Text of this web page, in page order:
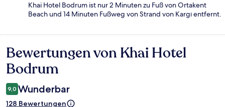
Khai Hotel Bodrum ist nur 2 Minuten zu Fuß von Ortakent
Beach und 14 Minuten Fußweg von Strand von Kargı entfernt.
Bewertungen
Bewertungen von Khai Hotel
Bodrum
9,0 Wunderbar
128 Bewertungen